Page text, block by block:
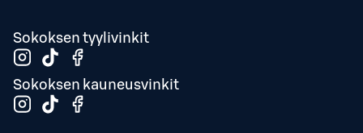
Sokoksen tyylivinkit
Sokoksen kauneusvinkit